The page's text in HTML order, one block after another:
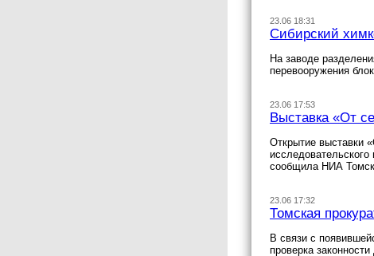
23.06 18:31
Сибирский
На заводе
перевооружения
23.06 17:53
Выставка «От
Открытие выставки
сообщила НИА Томск
23.06 17:32
Томская
В связи с
проверка